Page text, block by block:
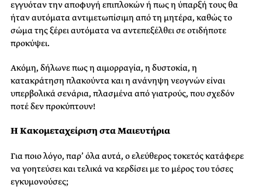
εγγυόταν την αποφυγή επιπλοκών ή πως η ύπαρξή τους θα
ήταν αυτόματα αντιμετωπίσιμη από τη μητέρα, καθώς το
σώμα της ξέρει αυτόματα να αντεπεξέλθει σε οτιδήποτε
προκύψει.
Ακόμη, δήλωνε πως η αιμορραγία, η δυστοκία, η
κατακράτηση πλακούντα και η ανάνηψη νεογνών είναι
υπερβολικά σενάρια, πλασμένα από γιατρούς, που σχεδόν
ποτέ δεν προκύπτουν!
Η Κακομεταχείριση στα Μαιευτήρια
Για ποιο λόγο, παρ’ όλα αυτά, ο ελεύθερος τοκετός κατάφερε
να γοητεύσει και τελικά να κερδίσει με το μέρος του τόσες
εγκυμονούσες;